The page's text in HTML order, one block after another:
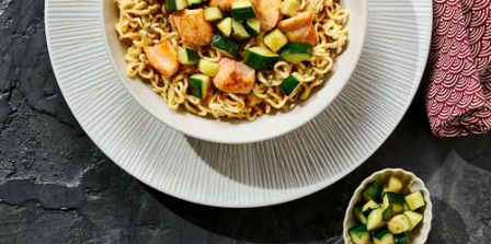
Oss
Grundare
Historia